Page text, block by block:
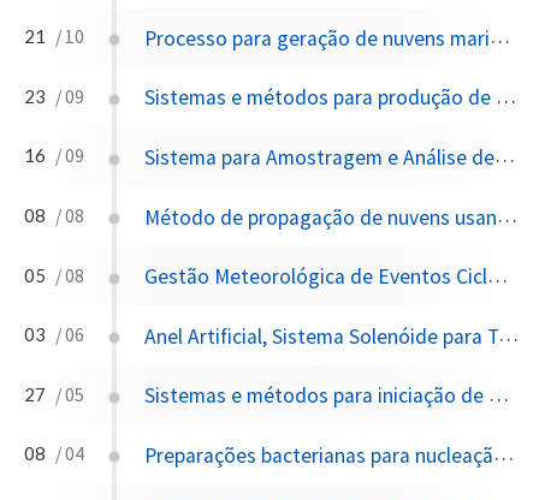
21 / 10 Processo para geração de nuvens marinhas e microbolhas oceânicas
23 / 09 Sistemas e métodos para produção de nuvens de chuva
16 / 09 Sistema para Amostragem e Análise de Rastos Gerados por uma Aeronave
08 / 08 Método de propagação de nuvens usando agentes nucleadores de gelo natural
05 / 08 Gestão Meteorológica de Eventos Ciclônicos
03 / 06 Anel Artificial, Sistema Solenóide para Terraform
27 / 05 Sistemas e métodos para iniciação de nuvens de chuva
08 / 04 Preparações bacterianas para nucleação de gelo